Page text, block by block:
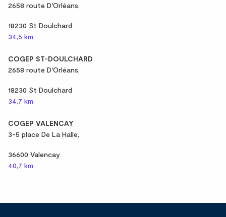
2658 route D'Orléans,
18230 St Doulchard
34,5 km
COGEP ST-DOULCHARD
2658 route D'Orléans,
18230 St Doulchard
34,7 km
COGEP VALENCAY
3-5 place De La Halle,
36600 Valencay
40,7 km